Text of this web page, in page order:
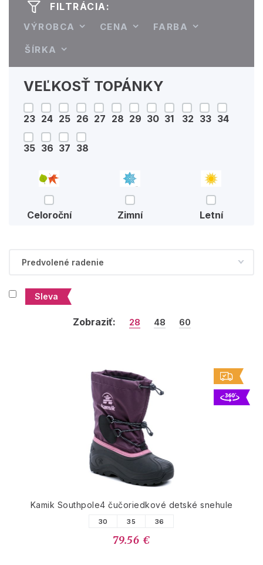
FILTRÁCIA:
VÝROBCA CENA FARBA
ŠÍRKA
VEĽKOSŤ TOPÁNKY
23 24 25 26 27 28 29 30 31 32 33 34
35 36 37 38
Celoroční Zimní Letní
Sleva
Zobraziť: 28 48 60
Kamik Southpole4 čučoriedkové detské snehule
30 35 36
79.56 €